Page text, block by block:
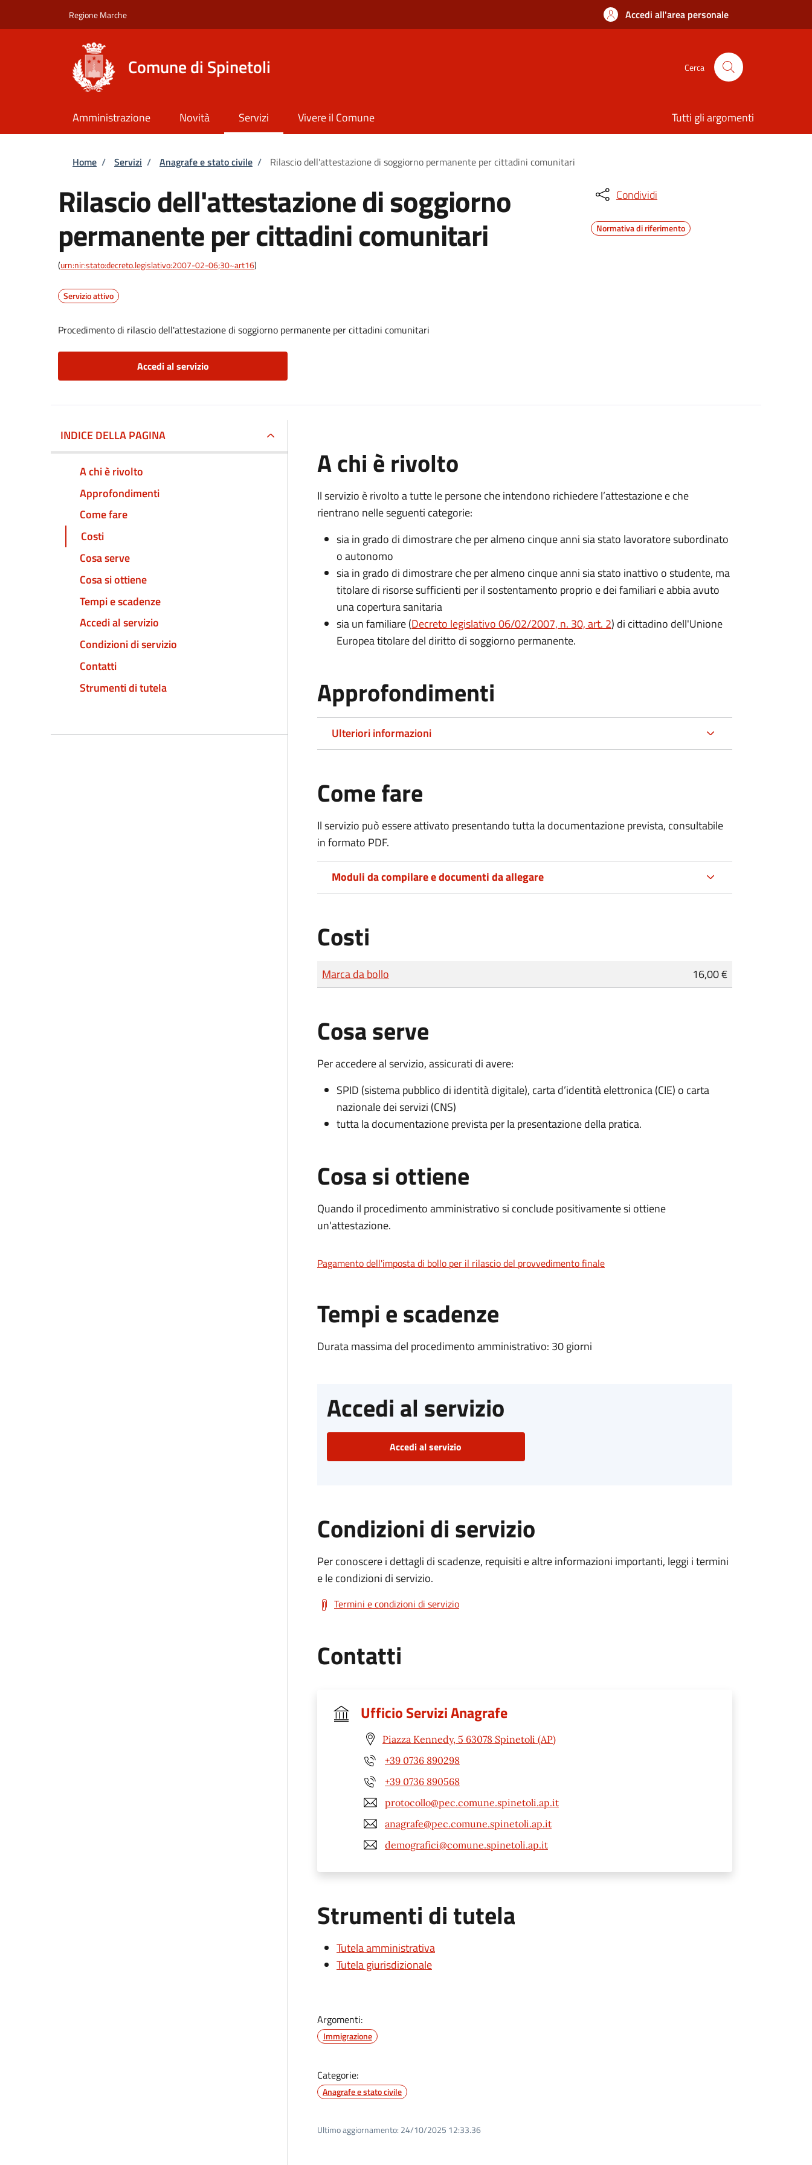
Regione Marche Accedi all'area personale
Comune di Spinetoli Cerca
Amministrazione Novità Servizi Vivere il Comune Tutti gli argomenti
Briciole di pane
Home / Servizi / Anagrafe e stato civile / Rilascio dell'attestazione di soggiorno permanente per cittadini comunitari
Rilascio dell'attestazione di soggiorno
permanente per cittadini comunitari
(urn:nir:stato:decreto.legislativo:2007-02-06;30~art16)
Servizio attivo
Procedimento di rilascio dell'attestazione di soggiorno permanente per cittadini comunitari
Accedi al servizio
Condividi
Normativa di riferimento
INDICE DELLA PAGINA
A chi è rivolto
Approfondimenti
Come fare
Costi
Cosa serve
Cosa si ottiene
Tempi e scadenze
Accedi al servizio
Condizioni di servizio
Contatti
Strumenti di tutela
A chi è rivolto
Il servizio è rivolto a tutte le persone che intendono richiedere l’attestazione e che
rientrano nelle seguenti categorie:
sia in grado di dimostrare che per almeno cinque anni sia stato lavoratore subordinato
o autonomo
sia in grado di dimostrare che per almeno cinque anni sia stato inattivo o studente, ma
titolare di risorse sufficienti per il sostentamento proprio e dei familiari e abbia avuto
una copertura sanitaria
sia un familiare (Decreto legislativo 06/02/2007, n. 30, art. 2) di cittadino dell'Unione
Europea titolare del diritto di soggiorno permanente.
Approfondimenti
Ulteriori informazioni
Come fare
Il servizio può essere attivato presentando tutta la documentazione prevista, consultabile
in formato PDF.
Moduli da compilare e documenti da allegare
Costi
Tipo di pagamento
Importo
Marca da bollo 16,00 €
Cosa serve
Per accedere al servizio, assicurati di avere:
SPID (sistema pubblico di identità digitale), carta d’identità elettronica (CIE) o carta
nazionale dei servizi (CNS)
tutta la documentazione prevista per la presentazione della pratica.
Cosa si ottiene
Quando il procedimento amministrativo si conclude positivamente si ottiene
un'attestazione.
Pagamento dell'imposta di bollo per il rilascio del provvedimento finale
Tempi e scadenze
Durata massima del procedimento amministrativo: 30 giorni
Accedi al servizio
Accedi al servizio
Condizioni di servizio
Per conoscere i dettagli di scadenze, requisiti e altre informazioni importanti, leggi i termini
e le condizioni di servizio.
Termini e condizioni di servizio
Contatti
Ufficio Servizi Anagrafe
Piazza Kennedy, 5 63078 Spinetoli (AP)
+39 0736 890298
+39 0736 890568
protocollo@pec.comune.spinetoli.ap.it
anagrafe@pec.comune.spinetoli.ap.it
demografici@comune.spinetoli.ap.it
Strumenti di tutela
Tutela amministrativa
Tutela giurisdizionale
Argomenti:
Immigrazione
Categorie:
Anagrafe e stato civile
Ultimo aggiornamento: 24/10/2025 12:33.36